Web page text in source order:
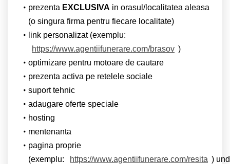
prezenta EXCLUSIVA in orasul/localitatea aleasa
(o singura firma pentru fiecare localitate)
link personalizat (exemplu:
https://www.agentiifunerare.com/brasov )
optimizare pentru motoare de cautare
prezenta activa pe retelele sociale
suport tehnic
adaugare oferte speciale
hosting
mentenanta
pagina proprie
(exemplu:
https://www.agentiifunerare.com/resita )